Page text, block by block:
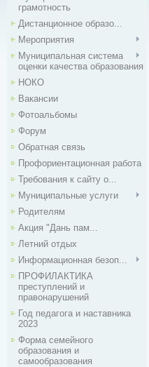
грамотность
Дистанционное образо...
Мероприятия
Муниципальная система
оценки качества образования
НОКО
Вакансии
Фотоальбомы
Форум
Обратная связь
Профориентационная работа
Требования к сайту о...
Муниципальные услуги
Родителям
Акция "Дань пам...
Летний отдых
Информационная безоп...
ПРОФИЛАКТИКА
преступлений и
правонарушений
Год педагога и наставника
2023
Форма семейного
образования и
самообразования